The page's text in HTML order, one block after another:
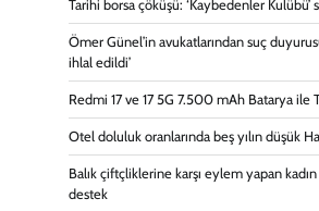
Tarihi borsa çöküşü: ‘Kaybedenler
Ömer Günel’in avukatlarından suç
ihlal edildi’
Redmi 17 ve 17 5G 7.500 mAh Batarya ile
Otel doluluk oranlarında beş yılın düşük
Balık çiftçliklerine karşı eylem yapan kadın
destek